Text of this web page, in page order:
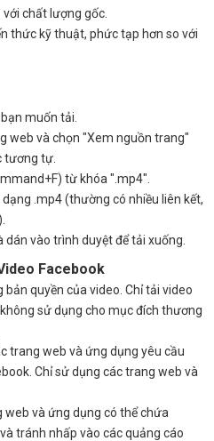
chất lượng gốc.
thức kỹ thuật, phức tạp hơn so với
muốn tải.
web và chọn "Xem nguồn trang"
tương tự.
từ khóa ".mp4".
.mp4 (thường có nhiều liên kết,
dán vào trình duyệt để tải xuống.
Facebook
bản quyền của video. Chỉ tải video
sử dụng cho mục đích thương
trang web và ứng dụng yêu cầu
Chỉ sử dụng các trang web và
web và ứng dụng có thể chứa
tránh nhấp vào các quảng cáo